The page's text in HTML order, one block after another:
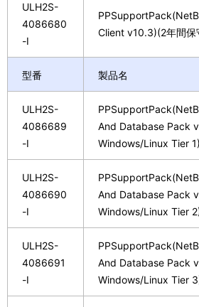
ULH2S-
4086680
-I
Client v10.3)(2年間保
型番 製品名
ULH2S-
4086689
-I
And Database Pack
Windows/Linux Tier
ULH2S-
4086690
-I
And Database Pack
Windows/Linux Tier
ULH2S-
4086691
-I
And Database Pack
Windows/Linux Tier